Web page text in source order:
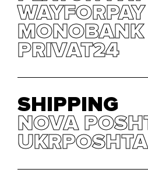
WAYFORPAY
WAYFORPAY
MONOBANK
MONOBANK
PRIVAT24
PRIVAT24
SHIPPING
NOVA
NOVA
UKRPOSHTA
UKRPOSHTA